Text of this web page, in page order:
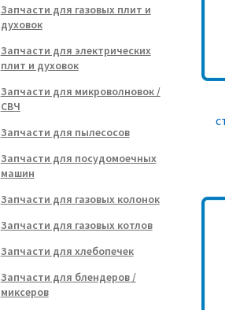
Запчасти для газовых плит и
духовок
Запчасти для электрических
плит и духовок
Запчасти для микроволновок /
СВЧ
Запчасти для пылесосов
Запчасти для посудомоечных
машин
Запчасти для газовых колонок
Запчасти для газовых котлов
Запчасти для хлебопечек
Запчасти для блендеров /
миксеров